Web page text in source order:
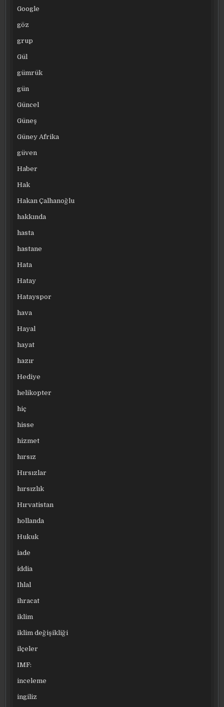
Google
göz
grup
Gül
gümrük
gün
Güncel
Güneş
Güney Afrika
güven
Haber
Hak
Hakan Çalhanoğlu
hakkında
hasta
hastane
Hata
Hatay
Hatayspor
hava
Hayal
hayat
hazır
Hediye
helikopter
hiç
hisse
hizmet
hırsız
Hırsızlar
hırsızlık
Hırvatistan
hollanda
Hukuk
iade
iddia
Ihlal
ihracat
iklim
iklim değişikliği
ilçeler
IMF:
inceleme
ingiliz